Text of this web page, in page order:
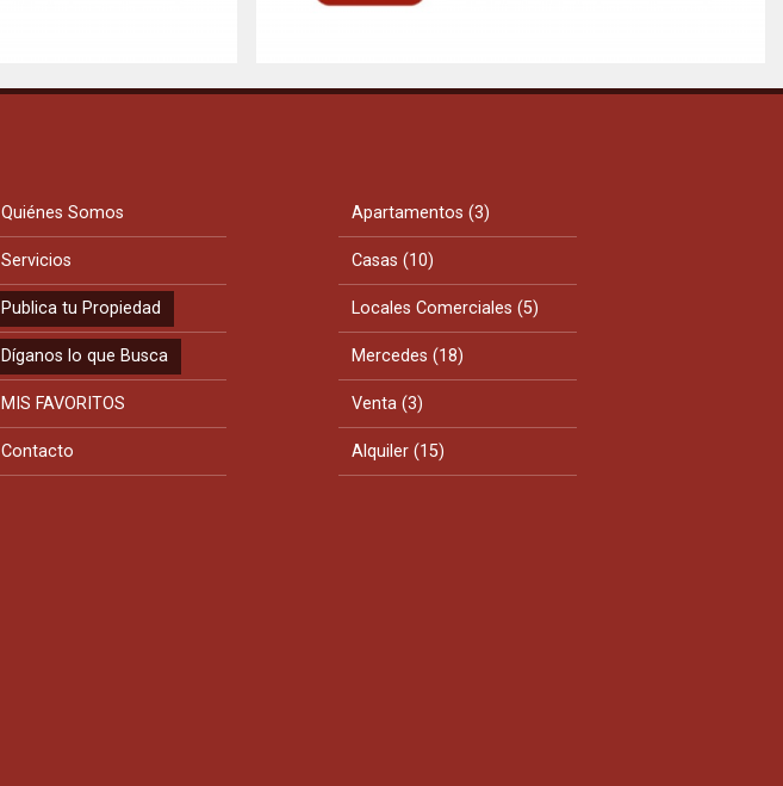
Quiénes Somos
Servicios
Publica tu Propiedad
Díganos lo que Busca
MIS FAVORITOS
Contacto
Apartamentos (3)
Casas (10)
Locales Comerciales (5)
Mercedes (18)
Venta (3)
Alquiler (15)